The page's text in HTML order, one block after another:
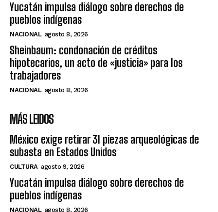
Yucatán impulsa diálogo sobre derechos de
pueblos indígenas
NACIONAL agosto 8, 2026
Sheinbaum: condonación de créditos
hipotecarios, un acto de «justicia» para los
trabajadores
NACIONAL agosto 8, 2026
MÁS LEIDOS
México exige retirar 31 piezas arqueológicas de
subasta en Estados Unidos
CULTURA agosto 9, 2026
Yucatán impulsa diálogo sobre derechos de
pueblos indígenas
NACIONAL agosto 8, 2026